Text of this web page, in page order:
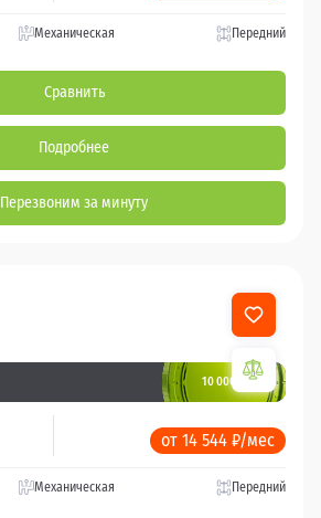
Механическая Передний
Сравнить
Подробнее
Перезвоним за минуту
10 000 баллов
от 14 544 ₽/мес
Механическая Передний